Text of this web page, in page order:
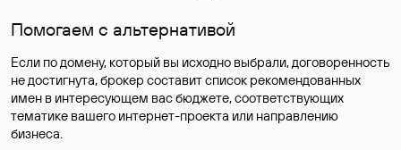
Помогаем с альтернативой
Если по домену, который вы исходно выбрали, договоренность
не достигнута, брокер составит список рекомендованных
имен в интересующем вас бюджете, соответствующих
тематике вашего интернет-проекта или направлению
бизнеса.